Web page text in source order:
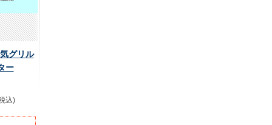
グリル
ー
込)